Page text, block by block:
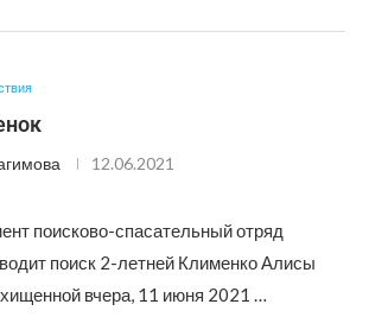
12.06.2021
поисково-спасательный отряд
поиск 2-летней Клименко Алисы
вчера, 11 июня 2021 …